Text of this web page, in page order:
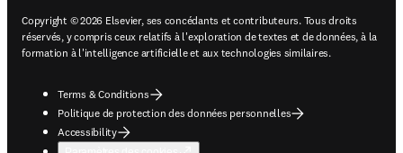
Copyright © 2026 Elsevier, ses concédants et contributeurs. Tous droits
réservés, y compris ceux relatifs à l'exploration de textes et de données, à la
formation à l'intelligence artificielle et aux technologies similaires.
Terms & Conditions
Politique de protection des données personnelles
Accessibility